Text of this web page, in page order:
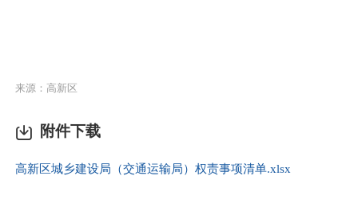
来源：高新区
附件下载
高新区城乡建设局（交通运输局）权责事项清单.xlsx